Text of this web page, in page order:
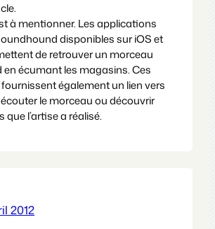
à mentionner. Les applications
disponibles sur iOS et
de retrouver un morceau
en écumant les magasins. Ces
également un lien vers
le morceau ou découvrir
que l’artise a réalisé.
2012